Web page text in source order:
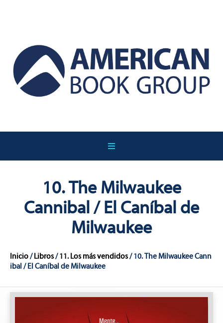
10. The Milwaukee
Cannibal / El Caníbal de
Milwaukee
Inicio/ Libros/11. Los más vendidos/ 10. The Milwaukee Cann
ibal / El Caníbal de Milwaukee